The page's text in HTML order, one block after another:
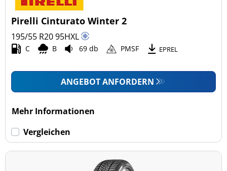
Pirelli Cinturato Winter 2
195/55 R2095HXL
C B 69 db PMSF EPREL
ANGEBOT ANFORDERN
Mehr Informationen
Vergleichen